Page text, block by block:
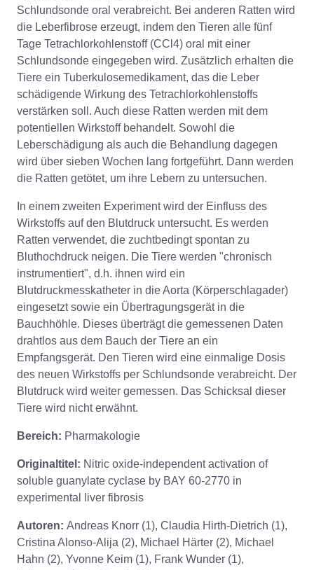
Schlundsonde oral verabreicht. Bei anderen Ratten wird
die Leberfibrose erzeugt, indem den Tieren alle fünf
Tage Tetrachlorkohlenstoff (CCl4) oral mit einer
Schlundsonde eingegeben wird. Zusätzlich erhalten die
Tiere ein Tuberkulosemedikament, das die Leber
schädigende Wirkung des Tetrachlorkohlenstoffs
verstärken soll. Auch diese Ratten werden mit dem
potentiellen Wirkstoff behandelt. Sowohl die
Leberschädigung als auch die Behandlung dagegen
wird über sieben Wochen lang fortgeführt. Dann werden
die Ratten getötet, um ihre Lebern zu untersuchen.
In einem zweiten Experiment wird der Einfluss des
Wirkstoffs auf den Blutdruck untersucht. Es werden
Ratten verwendet, die zuchtbedingt spontan zu
Bluthochdruck neigen. Die Tiere werden "chronisch
instrumentiert", d.h. ihnen wird ein
Blutdruckmesskatheter in die Aorta (Körperschlagader)
eingesetzt sowie ein Übertragungsgerät in die
Bauchhöhle. Dieses überträgt die gemessenen Daten
drahtlos aus dem Bauch der Tiere an ein
Empfangsgerät. Den Tieren wird eine einmalige Dosis
des neuen Wirkstoffs per Schlundsonde verabreicht. Der
Blutdruck wird weiter gemessen. Das Schicksal dieser
Tiere wird nicht erwähnt.
Bereich: Pharmakologie
Originaltitel: Nitric oxide-independent activation of
soluble guanylate cyclase by BAY 60-2770 in
experimental liver fibrosis
Autoren: Andreas Knorr (1), Claudia Hirth-Dietrich (1),
Cristina Alonso-Alija (2), Michael Härter (2), Michael
Hahn (2), Yvonne Keim (1), Frank Wunder (1),